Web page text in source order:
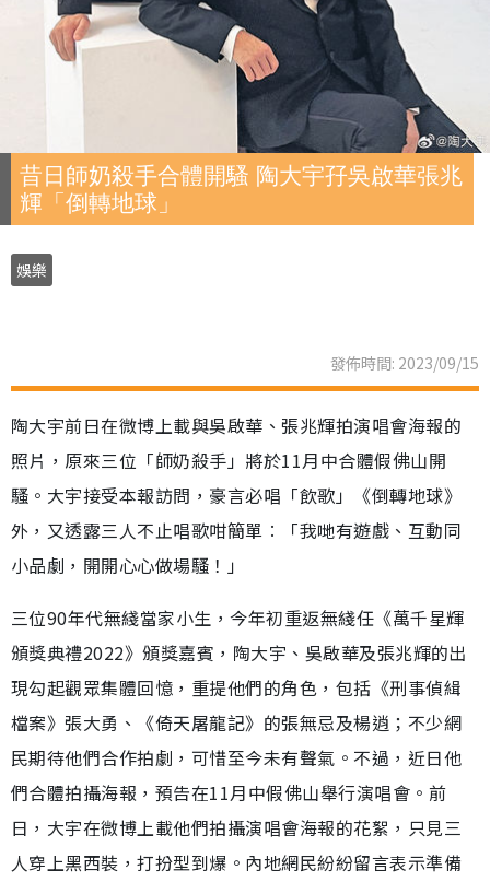
昔日師奶殺手合體開騷 陶大宇孖吳啟華張兆
輝「倒轉地球」
娛樂
發佈時間: 2023/09/15
陶大宇前日在微博上載與吳啟華、張兆輝拍演唱會海報的
照片，原來三位「師奶殺手」將於11月中合體假佛山開
騷。大宇接受本報訪問，豪言必唱「飲歌」《倒轉地球》
外，又透露三人不止唱歌咁簡單︰「我哋有遊戲、互動同
小品劇，開開心心做場騷！」
三位90年代無綫當家小生，今年初重返無綫任《萬千星輝
頒獎典禮2022》頒獎嘉賓，陶大宇、吳啟華及張兆輝的出
現勾起觀眾集體回憶，重提他們的角色，包括《刑事偵緝
檔案》張大勇、《倚天屠龍記》的張無忌及楊逍；不少網
民期待他們合作拍劇，可惜至今未有聲氣。不過，近日他
們合體拍攝海報，預告在11月中假佛山舉行演唱會。前
日，大宇在微博上載他們拍攝演唱會海報的花絮，只見三
人穿上黑西裝，打扮型到爆。內地網民紛紛留言表示準備